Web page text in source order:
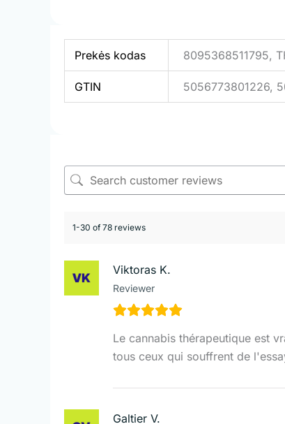
Prekės kodas 8095368511795,
GTIN 5056773801226,
1-30 of 78 reviews
Viktoras K.
Reviewer
Le cannabis thérapeutique est
tous ceux qui souffrent de
Galtier V.